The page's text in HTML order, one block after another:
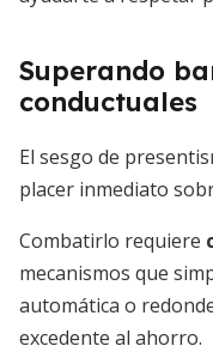
Superando
conductuales
El sesgo de
placer inmediato
Combatirlo requiere
mecanismos que
automática o
excedente al ahorro.